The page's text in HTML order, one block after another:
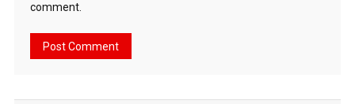
comment.